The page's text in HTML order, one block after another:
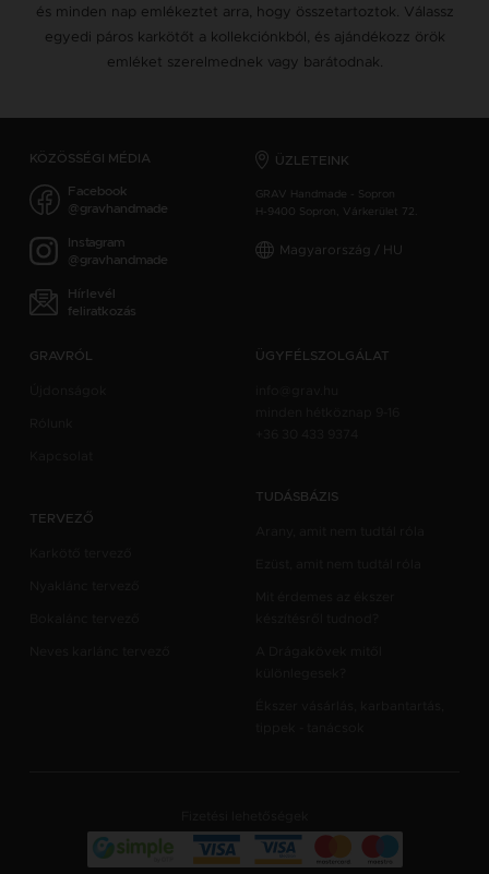
és minden nap emlékeztet arra, hogy összetartoztok. Válassz
egyedi páros karkötőt a kollekciónkból, és ajándékozz örök
emléket szerelmednek vagy barátodnak.
KÖZÖSSÉGI MÉDIA
Facebook
@gravhandmade
Instagram
@gravhandmade
Hírlevél
feliratkozás
ÜZLETEINK
GRAV Handmade - Sopron
H-9400 Sopron, Várkerület 72.
Magyarország / HU
GRAVRÓL
TERVEZŐ
ÜGYFÉLSZOLGÁLAT
TUDÁSBÁZIS